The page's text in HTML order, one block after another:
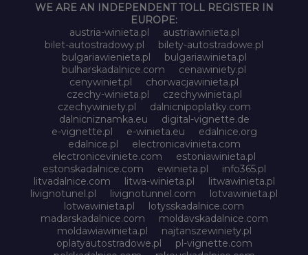
WE ARE AN INDEPENDENT TOLL REGISTER IN
EUROPE:
austria-winieta.pl
austriawinieta.pl
bilet-autostradowy.pl
bilety-autostradowe.pl
bulgariawienieta.pl
bulgariawinieta.pl
bulharskadalnice.com
cenawiniety.pl
cenywiniet.pl
chorwacjawinieta.pl
czechy-winieta.pl
czechywinieta.pl
czechywiniety.pl
dalnicnipoplatky.com
dalnicniznamka.eu
digital-vignette.de
e-vignette.pl
e-winieta.eu
edalnice.org
edalnice.pl
electronicavinieta.com
electroniceviniete.com
estoniawinieta.pl
estonskadalnice.com
ewinieta.pl
info365.pl
litvadalnice.com
litwa-winieta.pl
litwawinieta.pl
livignotunel.pl
livignotunnel.com
lotvawinieta.pl
lotwawinieta.pl
lotysskadalnice.com
madarskadalnice.com
moldavskadalnice.com
moldawiawinieta.pl
najtanszewiniety.pl
oplatyautostradowe.pl
pl-vignette.com